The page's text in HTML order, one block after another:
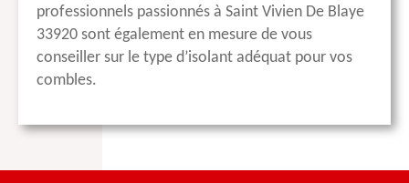
professionnels passionnés à Saint Vivien De Blaye
33920 sont également en mesure de vous
conseiller sur le type d’isolant adéquat pour vos
combles.